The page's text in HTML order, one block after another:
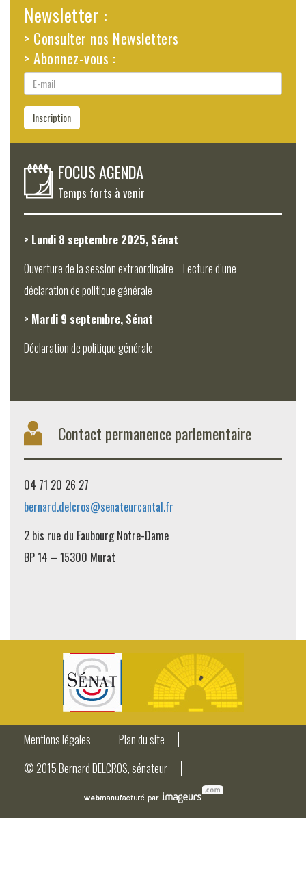
Newsletter :
> Consulter nos Newsletters
> Abonnez-vous :
E-
mail
Inscription
FOCUS AGENDA
Temps forts à venir
> Lundi 8 septembre 2025, Sénat
Ouverture de la session extraordinaire – Lecture d’une
déclaration de politique générale
> Mardi 9 septembre, Sénat
Déclaration de politique générale
Contact permanence parlementaire
04 71 20 26 27
bernard.delcros@senateurcantal.fr
2 bis rue du Faubourg Notre-Dame
BP 14 – 15300 Murat
Mentions légales
Plan du site
© 2015 Bernard DELCROS, sénateur